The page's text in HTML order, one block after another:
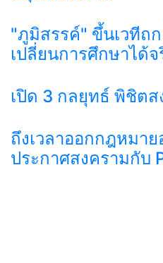
"ภูมิสรรค์" ขึ้นเวทีถ
เปลี่ยนการศึกษาได้จ
เปิด 3 กลยุทธ์ พิชิต
ถึงเวลาออกกฎหมา
ประกาศสงครามกับ